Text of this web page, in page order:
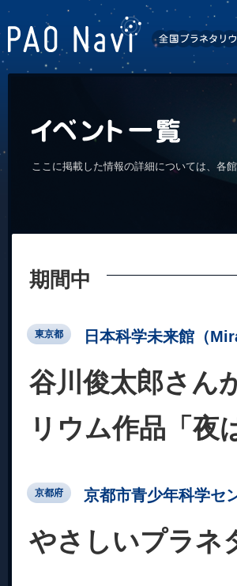
ここに掲載した情報の詳細については、各
期間中
東京都 日本科学未来館（
谷川俊太郎さん
リウム作品「夜
京都府 京都市青少年科学セ
やさしいプラネ